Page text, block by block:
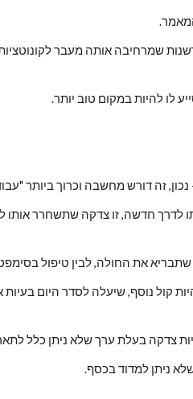
לו להיות במקום טוב יותר.
נכון, זה דורש מחשבה וכרוך ביותר
את החולה, לבין טיפול
צדקה בעלת ערך שלא ניתן כלל
ניתן למדוד בכסף.